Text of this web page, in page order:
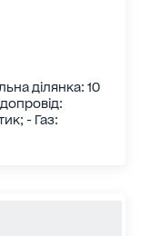
ділянка: 10
- Газ: